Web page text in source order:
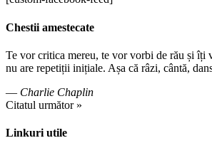
Chestii amestecate
Te vor critica mereu, te vor vorbi de rău și îți
nu are repetiții inițiale. Așa că râzi, cântă,
— Charlie Chaplin
Citatul următor »
Linkuri utile